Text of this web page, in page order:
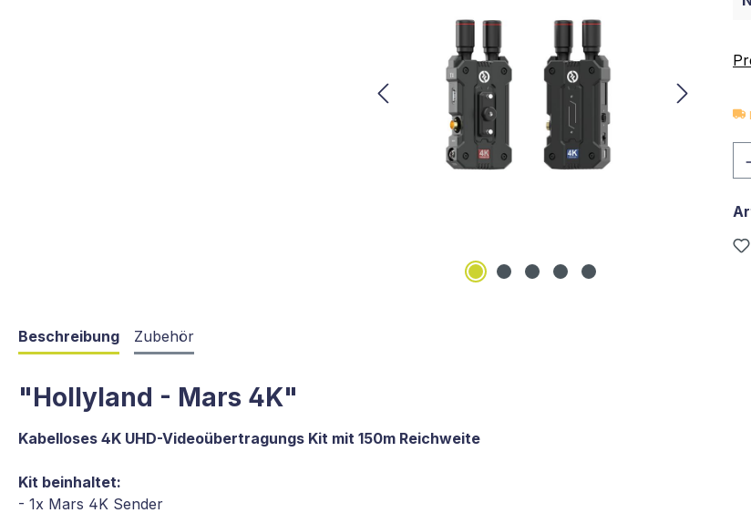
Beschreibung Zubehör
"Hollyland - Mars 4K"
Kabelloses 4K UHD-Videoübertragungs Kit mit 150m Reichweite
Kit beinhaltet:
- 1x Mars 4K Sender